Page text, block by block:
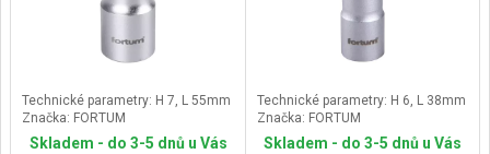
Technické parametry: H 7, L 55mm
Značka: FORTUM
Skladem - do 3-5 dnů u Vás
Technické parametry: H 6, L 38mm
Značka: FORTUM
Skladem - do 3-5 dnů u Vás